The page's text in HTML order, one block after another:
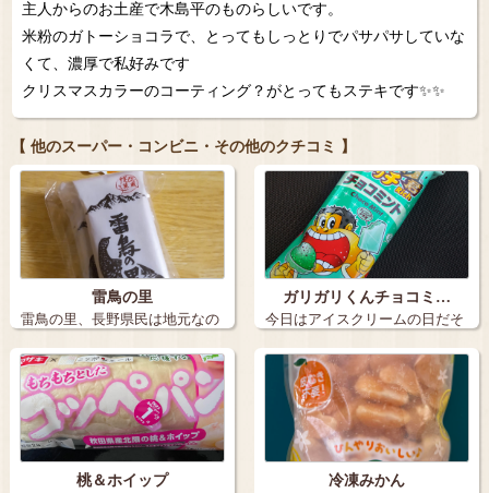
主人からのお土産で木島平のものらしいです。
米粉のガトーショコラで、とってもしっとりでパサパサしていな
くて、濃厚で私好みです
クリスマスカラーのコーティング？がとってもステキです✨✨
【 他のスーパー・コンビニ・その他のクチコミ 】
雷鳥の里
雷鳥の里、長野県民は地元なの
でなかなか買…
ガリガリくんチョコミ…
今日はアイスクリームの日だそ
うです こ…
桃＆ホイップ 冷凍みかん